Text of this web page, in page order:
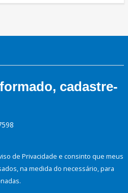
cadastre-
de Privacidade e consinto que meus
na medida do necessário, para